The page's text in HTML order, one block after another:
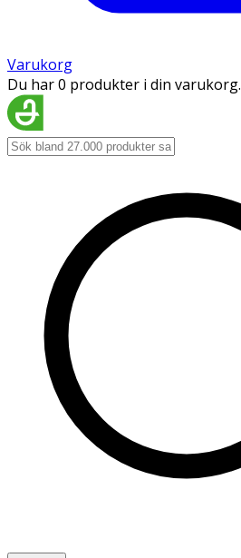
Varukorg
Du har 0 produkter i din varukorg.